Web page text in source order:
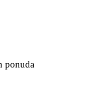
ponuda